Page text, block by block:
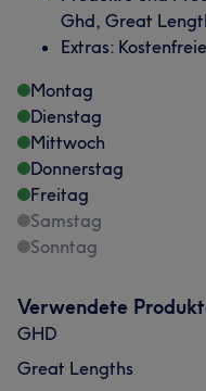
Ghd, Great
Extras:
Montag
Dienstag
Mittwoch
Donnerstag
Freitag
Samstag
Sonntag
Verwendete
GHD
Great Lengths